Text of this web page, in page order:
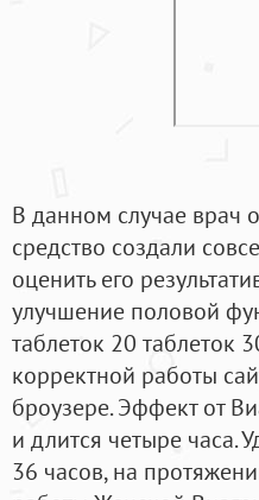
В данном случае врач
средство создали
оценить его
улучшение половой
таблеток 20 таблеток
корректной работы
броузере. Эффект от
и длится четыре часа.
36 часов, на